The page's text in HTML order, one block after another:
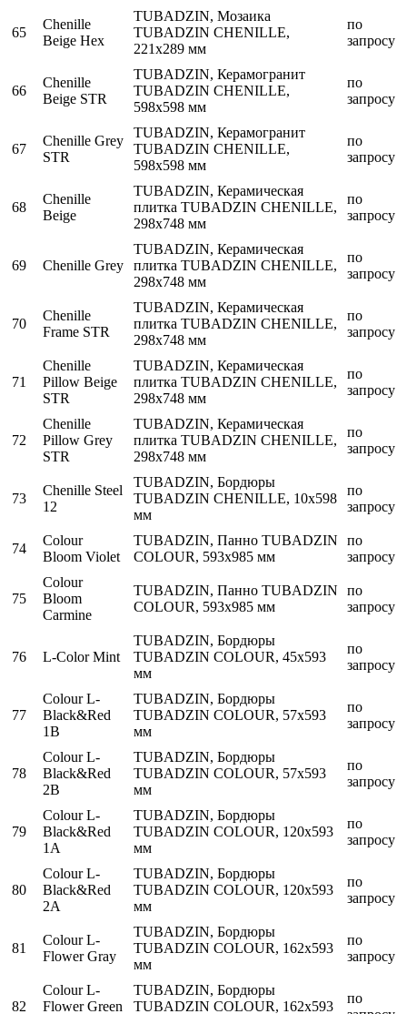
65
Chenille
Beige Hex
TUBADZIN, Мозаика
TUBADZIN CHENILLE,
221x289 мм
по
запросу
66
Chenille
Beige STR
TUBADZIN, Керамогранит
TUBADZIN CHENILLE,
598x598 мм
по
запросу
67
Chenille Grey
STR
TUBADZIN, Керамогранит
TUBADZIN CHENILLE,
598x598 мм
по
запросу
68
Chenille
Beige
TUBADZIN, Керамическая
плитка TUBADZIN CHENILLE,
298x748 мм
по
запросу
69 Chenille Grey
TUBADZIN, Керамическая
плитка TUBADZIN CHENILLE,
298x748 мм
по
запросу
70
Chenille
Frame STR
TUBADZIN, Керамическая
плитка TUBADZIN CHENILLE,
298x748 мм
по
запросу
71
Chenille
Pillow Beige
STR
TUBADZIN, Керамическая
плитка TUBADZIN CHENILLE,
298x748 мм
по
запросу
72
Chenille
Pillow Grey
STR
TUBADZIN, Керамическая
плитка TUBADZIN CHENILLE,
298x748 мм
по
запросу
73
Chenille Steel
12
TUBADZIN, Бордюры
TUBADZIN CHENILLE, 10x598
мм
по
запросу
74
Colour
Bloom Violet
TUBADZIN, Панно TUBADZIN
COLOUR, 593x985 мм
по
запросу
75
Colour
Bloom
Carmine
TUBADZIN, Панно TUBADZIN
COLOUR, 593x985 мм
по
запросу
76 L-Color Mint
TUBADZIN, Бордюры
TUBADZIN COLOUR, 45x593
мм
по
запросу
77
Colour L-
Black&Red
1B
TUBADZIN, Бордюры
TUBADZIN COLOUR, 57x593
мм
по
запросу
78
Colour L-
Black&Red
2B
TUBADZIN, Бордюры
TUBADZIN COLOUR, 57x593
мм
по
запросу
79
Colour L-
Black&Red
1A
TUBADZIN, Бордюры
TUBADZIN COLOUR, 120x593
мм
по
запросу
80
Colour L-
Black&Red
2A
TUBADZIN, Бордюры
TUBADZIN COLOUR, 120x593
мм
по
запросу
81
Colour L-
Flower Gray
TUBADZIN, Бордюры
TUBADZIN COLOUR, 162x593
мм
по
запросу
82
Colour L-
Flower Green
TUBADZIN, Бордюры
TUBADZIN COLOUR, 162x593
по